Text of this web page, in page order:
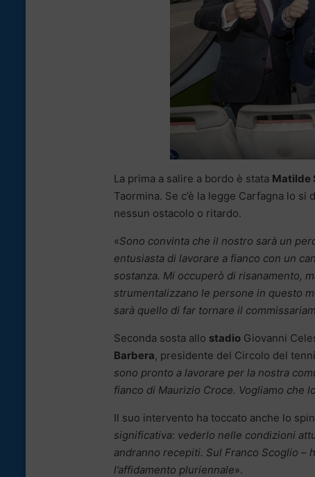
La prima a salire a bordo è stata Matilde
Taormina. Se c’è la legge Carfagna lo
nessun ostacolo o ritardo.
«Sono convinta che il nostro sarà un
entusiasta di lavorare a fianco con un
sostanza. Mi occuperò di risanamento,
strumentalizzano le persone in questo
sarà quello di far tornare il
Seconda sosta allo stadio Giovanni
Barbera, presidente del Circolo del
sono pronto a lavorare per la nostra
fianco di Maurizio Croce. Vogliamo che
Il suo intervento ha toccato anche lo
significativa: vederlo nelle condizioni
andranno recepiti. Sul Franco Scoglio –
l’affidamento pluriennale».